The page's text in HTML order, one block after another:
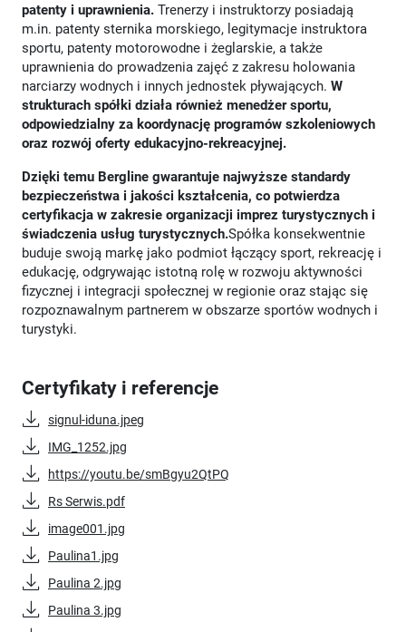
patenty i uprawnienia. Trenerzy i instruktorzy posiadają
m.in. patenty sternika morskiego, legitymacje instruktora
sportu, patenty motorowodne i żeglarskie, a także
uprawnienia do prowadzenia zajęć z zakresu holowania
narciarzy wodnych i innych jednostek pływających. W
strukturach spółki działa również menedżer sportu,
odpowiedzialny za koordynację programów szkoleniowych
oraz rozwój oferty edukacyjno-rekreacyjnej.
Dzięki temu Bergline gwarantuje najwyższe standardy
bezpieczeństwa i jakości kształcenia, co potwierdza
certyfikacja w zakresie organizacji imprez turystycznych i
świadczenia usług turystycznych.Spółka konsekwentnie
buduje swoją markę jako podmiot łączący sport, rekreację i
edukację, odgrywając istotną rolę w rozwoju aktywności
fizycznej i integracji społecznej w regionie oraz stając się
rozpoznawalnym partnerem w obszarze sportów wodnych i
turystyki.
Certyfikaty i referencje
signul-iduna.jpeg
IMG_1252.jpg
https://youtu.be/smBgyu2QtPQ
Rs Serwis.pdf
image001.jpg
Paulina1.jpg
Paulina 2.jpg
Paulina 3.jpg